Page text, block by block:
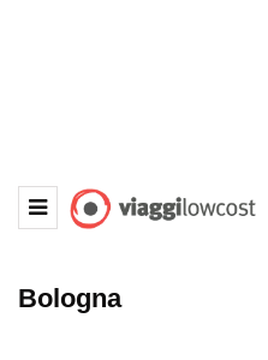
Bologna